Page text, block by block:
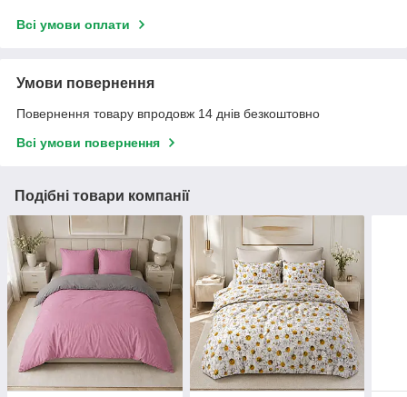
Всі умови оплати
Умови повернення
Повернення товару впродовж 14 днів безкоштовно
Всі умови повернення
Подібні товари компанії